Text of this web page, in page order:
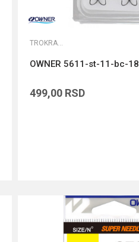
TROKRAKE I DVOKRAKE UDICE
OWNER 5611-st-11-bc-18
499,00 RSD